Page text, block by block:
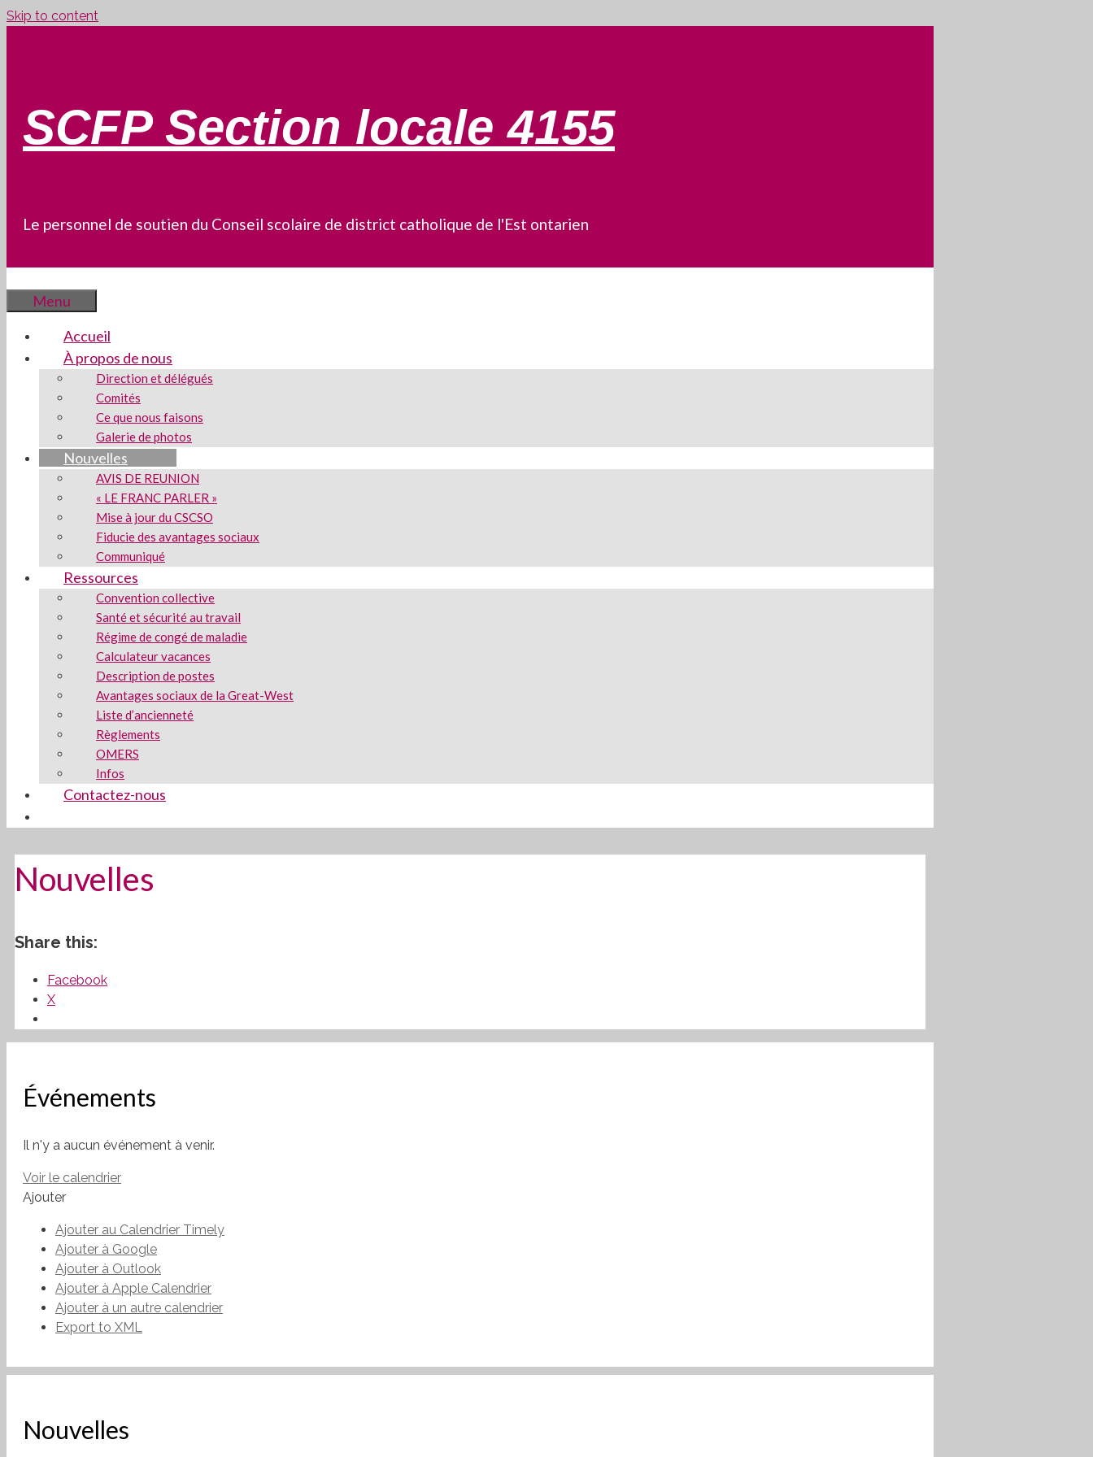
Skip to content
SCFP Section locale 4155
Le personnel de soutien du Conseil scolaire de district catholique de l'Est ontarien
Menu
Accueil
À propos de nous
Direction et délégués
Comités
Ce que nous faisons
Galerie de photos
Nouvelles
AVIS DE REUNION
« LE FRANC PARLER »
Mise à jour du CSCSO
Fiducie des avantages sociaux
Communiqué
Ressources
Convention collective
Santé et sécurité au travail
Régime de congé de maladie
Calculateur vacances
Description de postes
Avantages sociaux de la Great-West
Liste d’ancienneté
Règlements
OMERS
Infos
Contactez-nous
Nouvelles
Share this:
Facebook
X
Événements
Il n'y a aucun événement à venir.
Voir le calendrier
Ajouter
Ajouter au Calendrier Timely
Ajouter à Google
Ajouter à Outlook
Ajouter à Apple Calendrier
Ajouter à un autre calendrier
Export to XML
Nouvelles